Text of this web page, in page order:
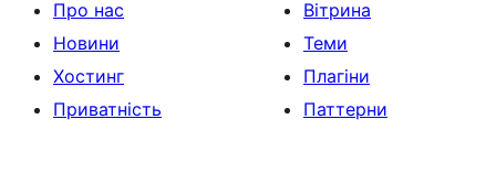
Про нас
Новини
Хостинг
Приватність
Вітрина
Теми
Плагіни
Паттерни